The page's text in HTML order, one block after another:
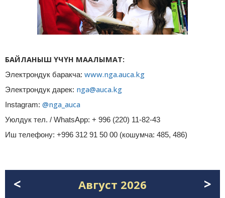
БАЙЛАНЫШ ҮЧҮН МААЛЫМАТ:
Электрондук баракча: www.nga.auca.kg
Электрондук дарек: nga@auca.kg
Instagram: @nga_auca
Уюлдук тел. / WhatsApp: + 996 (220) 11-82-43
Иш телефону: +996 312 91 50 00 (кошумча: 485, 486)
< Август 2026 >